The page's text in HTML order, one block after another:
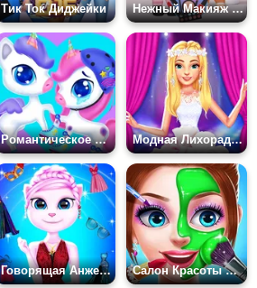
Тик Ток Диджейки Нежный Макияж Кукол Лол
Романтическое Приключение Единорога Модная Лихорадка Элли
Говорящая Анжела: Модные Наряды Салон Красоты Для Макияжа Принцессы